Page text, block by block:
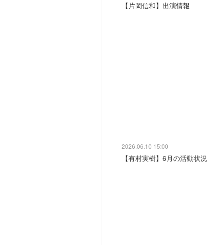
【片岡信和】出演情報
2026.06.10 15:00
【有村実樹】6月の活動状況